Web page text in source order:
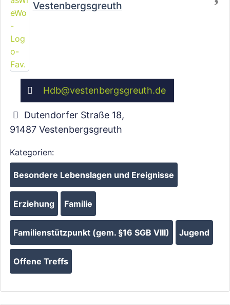
Wird geladen …
Vestenbergsgreuth
Hdb@vestenbergsgreuth.de
Dutendorfer Straße 18,
91487 Vestenbergsgreuth
Kategorien:
Besondere Lebenslagen und Ereignisse
Erziehung Familie
Familienstützpunkt (gem. §16 SGB VIII) Jugend
Offene Treffs